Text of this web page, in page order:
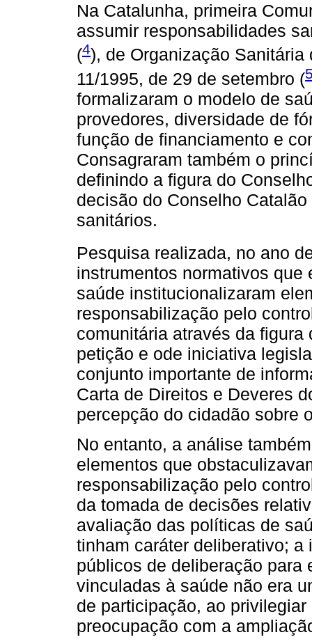
Na Catalunha, primeira
assumir responsabilidades
(4), de Organização
11/1995, de 29 de setembro (
formalizaram o modelo de
provedores, diversidade de
função de financiamento e
Consagraram também o
definindo a figura do
decisão do Conselho
sanitários.
Pesquisa realizada, no ano
instrumentos normativos
saúde institucionalizaram
responsabilização pelo
comunitária através da
petição e ode iniciativa
conjunto importante de
Carta de Direitos e Deveres
percepção do cidadão sobre
No entanto, a análise
elementos que
responsabilização pelo
da tomada de decisões
avaliação das políticas de
tinham caráter deliberativo;
públicos de deliberação para
vinculadas à saúde não era
de participação, ao
preocupação com a